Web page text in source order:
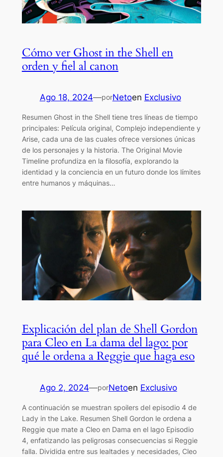
Cómo ver Ghost in the Shell en
orden y fiel al canon
Ago 18, 2024—porNetoen Exclusivo
Resumen Ghost in the Shell tiene tres líneas de tiempo
principales: Película original, Complejo independiente y
Arise, cada una de las cuales ofrece versiones únicas
de los personajes y la historia. The Original Movie
Timeline profundiza en la filosofía, explorando la
identidad y la conciencia en un futuro donde los límites
entre humanos y máquinas…
Explicación del plan de Shell Gordon
para Cleo en La dama del lago: por
qué le ordena a Reggie que haga eso
Ago 2, 2024—porNetoen Exclusivo
A continuación se muestran spoilers del episodio 4 de
Lady in the Lake. Resumen Shell Gordon le ordena a
Reggie que mate a Cleo en Dama en el lago Episodio
4, enfatizando las peligrosas consecuencias si Reggie
falla. Dividida entre sus lealtades y necesidades, Cleo